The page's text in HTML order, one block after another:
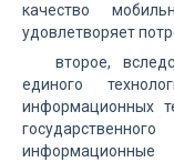
качество
удовлетворяет
второе,
единого
информационных